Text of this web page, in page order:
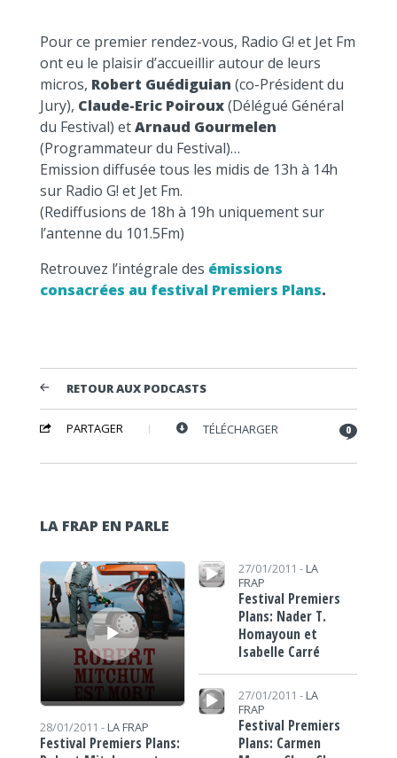
Pour ce premier rendez-vous, Radio G! et Jet Fm
ont eu le plaisir d’accueillir autour de leurs
micros, Robert Guédiguian (co-Président du
Jury), Claude-Eric Poiroux(Délégué Général
du Festival) etArnaud Gourmelen
(Programmateur du Festival)…
Emission diffusée tous les midis de 13h à 14h
sur Radio G! et Jet Fm.
(Rediffusions de 18h à 19h uniquement sur
l’antenne du 101.5Fm)
Retrouvez l’intégrale des émissions
consacrées au festival Premiers Plans.
RETOUR AUX PODCASTS
PARTAGER TÉLÉCHARGER 0
LA FRAP EN PARLE
Lecteur audio
28/01/2011 - LA FRAP
Festival Premiers Plans:
Lecteur audio 27/01/2011 - LA
FRAP
Festival Premiers
Plans: Nader T.
Homayoun et
Isabelle Carré
Lecteur audio
27/01/2011 - LA
FRAP
Festival Premiers
Plans: Carmen